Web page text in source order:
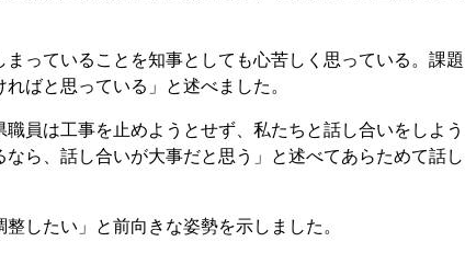
っていることを知事としても心苦しく思っている。課題
ばと思っている」と述べました。
員は工事を止めようとせず、私たちと話し合いをしよう
ら、話し合いが大事だと思う」と述べてあらためて話し
したい」と前向きな姿勢を示しました。